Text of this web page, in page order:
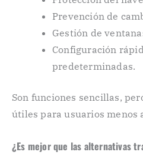
Prevención de
Gestión de
Configuración
predeterminadas.
Son funciones sencillas,
útiles para usuarios menos
¿Es mejor que las alternativas